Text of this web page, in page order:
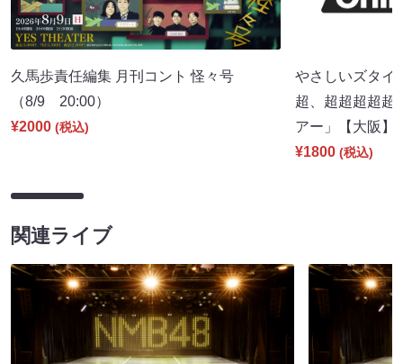
久馬歩責任編集 月刊コント 怪々号
（8/9 20:00）
¥2000 (税込)
やさしいズタイ
超、超超超超超
アー」【大阪
¥1800 (税込)
関連ライブ